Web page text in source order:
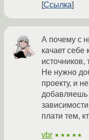
Ссылка
А почему с
качает себе
источников,
Не нужно
проекту, и
добавляешь
плати тем,
vbr ★★★★★